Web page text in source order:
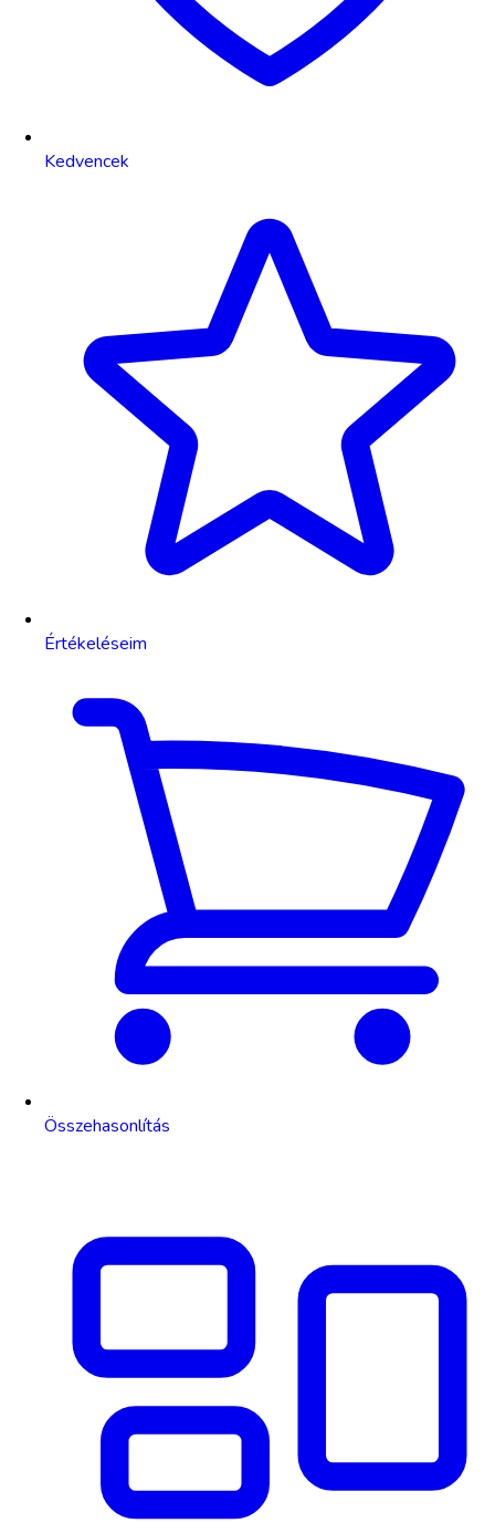
Kedvencek
Értékeléseim
Összehasonlítás